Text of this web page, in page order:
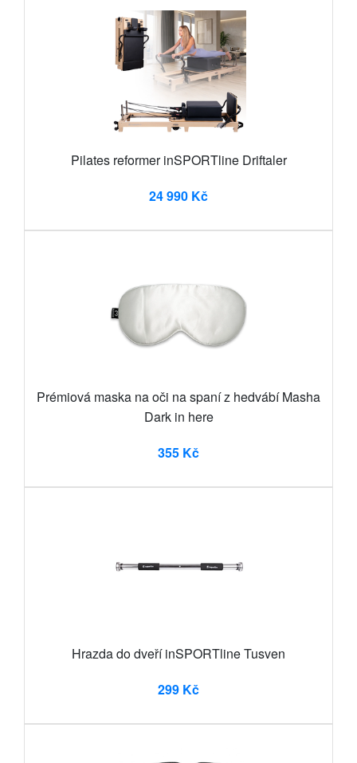
Pilates reformer inSPORTline Driftaler
24 990 Kč
Prémiová maska na oči na spaní z hedvábí Masha
Dark in here
355 Kč
Hrazda do dveří inSPORTline Tusven
299 Kč